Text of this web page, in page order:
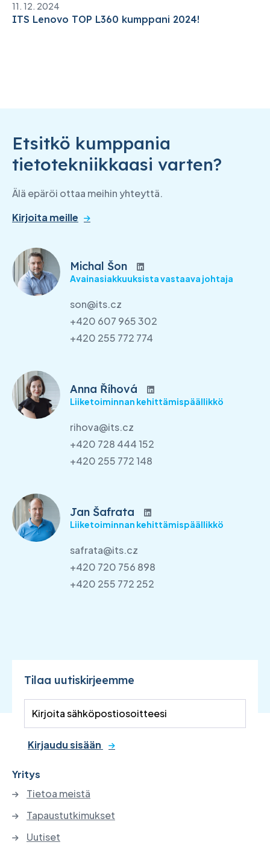
11. 12. 2024
ITS Lenovo TOP L360 kumppani 2024!
Etsitkö kumppania
tietotekniikkaasi varten?
Älä epäröi ottaa meihin yhteyttä.
Kirjoita meille
Michal Šon
Avainasiakkuuksista vastaava johtaja
son@its.cz
+420 607 965 302
+420 255 772 774
Anna Říhová
Liiketoiminnan kehittämispäällikkö
rihova@its.cz
+420 728 444 152
+420 255 772 148
Jan Šafrata
Liiketoiminnan kehittämispäällikkö
safrata@its.cz
+420 720 756 898
+420 255 772 252
Tilaa uutiskirjeemme
Kirjaudu sisään
Yritys
Tietoa meistä
Tapaustutkimukset
Uutiset